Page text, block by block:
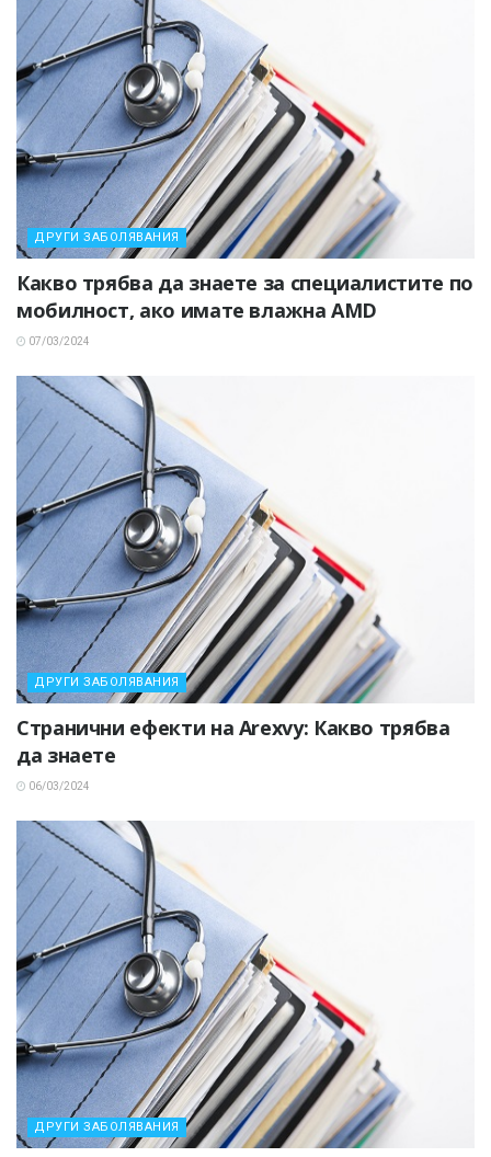
ДРУГИ ЗАБОЛЯВАНИЯ
Какво трябва да знаете за специалистите по
мобилност, ако имате влажна AMD
07/03/2024
ДРУГИ ЗАБОЛЯВАНИЯ
Странични ефекти на Arexvy: Какво трябва
да знаете
06/03/2024
ДРУГИ ЗАБОЛЯВАНИЯ